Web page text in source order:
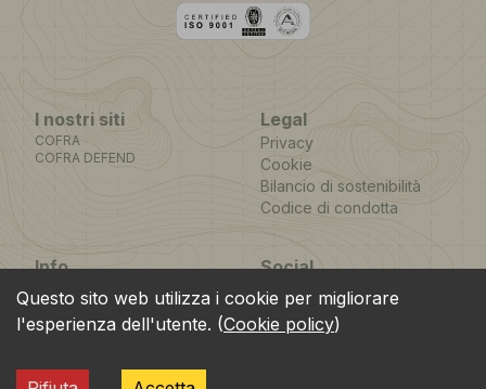
I nostri siti
COFRA
COFRA DEFEND
Legal
Privacy
Cookie
Bilancio di sostenibilità
Codice di condotta
Info
location_on
Via dell’Euro 53-57-59,
76121 Barletta - BT -
ITALIA
Social
Facebook
Instagram
Youtube
LinkedIn
Questo sito web utilizza i cookie per migliorare
l'esperienza dell'utente. (Cookie policy)